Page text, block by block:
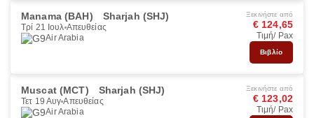
Manama (BAH) Sharjah (SHJ)
Τρί 21 Ιουλ Απευθείας
Air Arabia
Ξεκινήστε από
€ 124,65
Τιμή/ Pax
Βιβλίο
Muscat (MCT) Sharjah (SHJ)
Τετ 19 Αυγ Απευθείας
Air Arabia
Ξεκινήστε από
€ 123,02
Τιμή/ Pax